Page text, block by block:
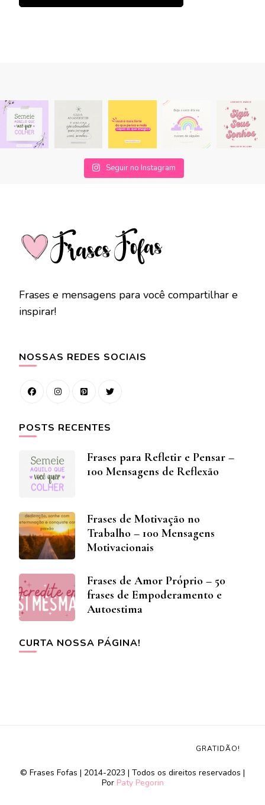
Seguir no Instagram
Frases e mensagens para você compartilhar e
inspirar!
NOSSAS REDES SOCIAIS
POSTS RECENTES
Frases para Refletir e Pensar –
100 Mensagens de Reflexão
Frases de Motivação no
Trabalho – 100 Mensagens
Motivacionais
Frases de Amor Próprio – 50
frases de Empoderamento e
Autoestima
CURTA NOSSA PÁGINA!
© Frases Fofas | 2014-2023 | Todos os direitos reservados |
Por Paty Pegorin
GRATIDÃO!